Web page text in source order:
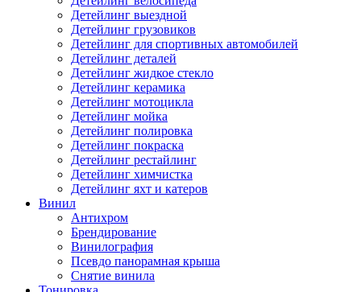
Детейлинг выездной
Детейлинг грузовиков
Детейлинг для спортивных автомобилей
Детейлинг деталей
Детейлинг жидкое стекло
Детейлинг керамика
Детейлинг мотоцикла
Детейлинг мойка
Детейлинг полировка
Детейлинг покраска
Детейлинг рестайлинг
Детейлинг химчистка
Детейлинг яхт и катеров
Винил
Антихром
Брендирование
Винилография
Псевдо панорамная крыша
Снятие винила